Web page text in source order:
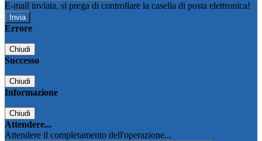
E-mail inviata, si prega di controllare la casella di posta elettronica!
Errore
Chiudi
Successo
Chiudi
Informazione
Chiudi
Attendere...
Attendere il completamento dell'operazione...